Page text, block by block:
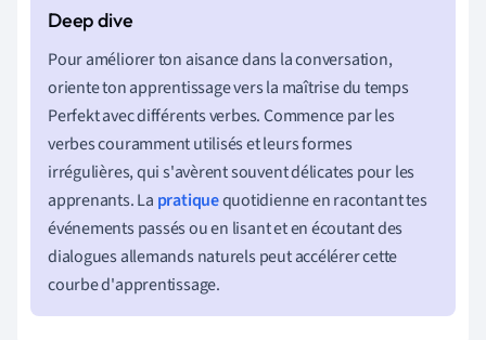
Pour améliorer ton aisance dans la conversation,
oriente ton apprentissage vers la maîtrise du temps
Perfekt avec différents verbes. Commence par les
verbes couramment utilisés et leurs formes
irrégulières, qui s'avèrent souvent délicates pour les
apprenants. La pratiquequotidienne en racontant tes
événements passés ou en lisant et en écoutant des
dialogues allemands naturels peut accélérer cette
courbe d'apprentissage.